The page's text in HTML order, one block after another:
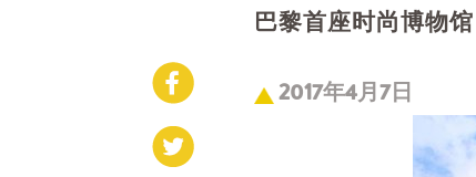
巴黎首座时尚博物
2017年4月7日